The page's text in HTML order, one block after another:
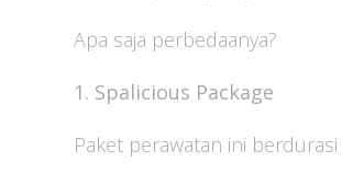
Apa saja perbedaanya?
1. Spalicious Package
Paket perawatan ini